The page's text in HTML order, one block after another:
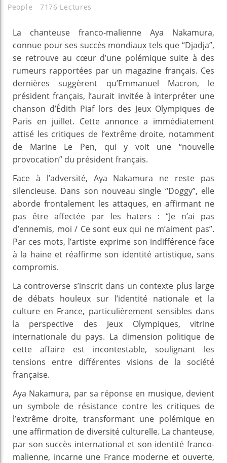
People
7176 Lectures
La chanteuse franco-malienne Aya Nakamura,
connue pour ses succès mondiaux tels que “Djadja”,
se retrouve au cœur d’une polémique suite à des
rumeurs rapportées par un magazine français. Ces
dernières suggèrent qu’Emmanuel Macron, le
président français, l’aurait invitée à interpréter une
chanson d’Édith Piaf lors des Jeux Olympiques de
Paris en juillet. Cette annonce a immédiatement
attisé les critiques de l’extrême droite, notamment
de Marine Le Pen, qui y voit une “nouvelle
provocation” du président français.
Face à l’adversité, Aya Nakamura ne reste pas
silencieuse. Dans son nouveau single “Doggy”, elle
aborde frontalement les attaques, en affirmant ne
pas être affectée par les haters : “Je n’ai pas
d’ennemis, moi / Ce sont eux qui ne m’aiment pas”.
Par ces mots, l’artiste exprime son indifférence face
à la haine et réaffirme son identité artistique, sans
compromis.
La controverse s’inscrit dans un contexte plus large
de débats houleux sur l’identité nationale et la
culture en France, particulièrement sensibles dans
la perspective des Jeux Olympiques, vitrine
internationale du pays. La dimension politique de
cette affaire est incontestable, soulignant les
tensions entre différentes visions de la société
française.
Aya Nakamura, par sa réponse en musique, devient
un symbole de résistance contre les critiques de
l’extrême droite, transformant une polémique en
une affirmation de diversité culturelle. La chanteuse,
par son succès international et son identité franco-
malienne, incarne une France moderne et ouverte,